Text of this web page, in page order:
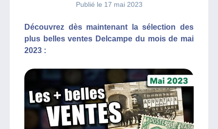
Publié le 17 mai 2023
Découvrez dès maintenant la sélection des
plus belles ventes Delcampe du mois de mai
2023 :